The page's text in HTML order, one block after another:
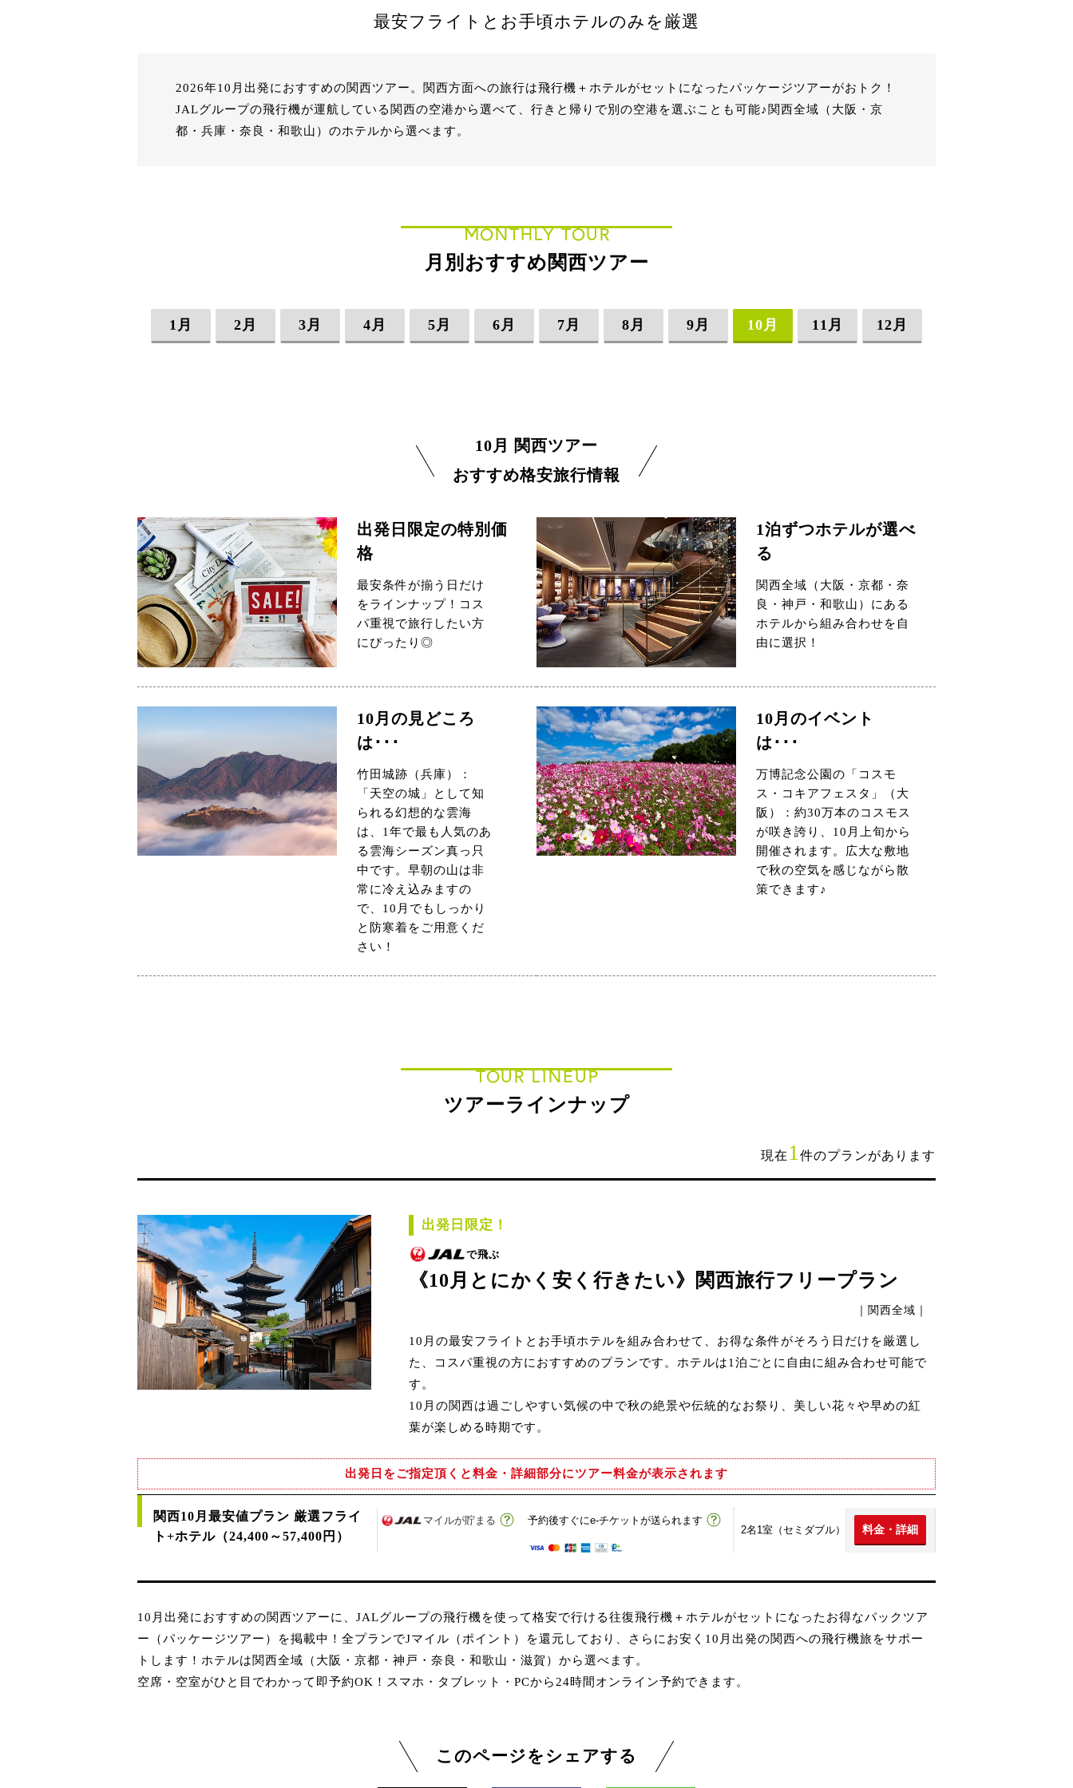
最安フライトとお手頃ホテルのみを厳選
2026年10月出発におすすめの関西ツアー。関西方面への旅行は飛行機＋ホテルがセットになったパッケージツアーがおトク！
JALグループの飛行機が運航している関西の空港から選べて、行きと帰りで別の空港を選ぶことも可能♪関西全域（大阪・京
都・兵庫・奈良・和歌山）のホテルから選べます。
MONTHLY TOUR
月別おすすめ関西ツアー
1月 2月 3月 4月 5月 6月 7月 8月 9月 10月 11月 12月
10月 関西ツアー
おすすめ格安旅行情報
出発日限定の特別価
格
最安条件が揃う日だけ
をラインナップ！コス
パ重視で旅行したい方
にぴったり◎
1泊ずつホテルが選べ
る
関西全域（大阪・京都・奈
良・神戸・和歌山）にある
ホテルから組み合わせを自
由に選択！
10月の見どころ
は･･･
竹田城跡（兵庫）：
「天空の城」として知
られる幻想的な雲海
は、1年で最も人気のあ
る雲海シーズン真っ只
中です。早朝の山は非
常に冷え込みますの
で、10月でもしっかり
と防寒着をご用意くだ
さい！
10月のイベント
は･･･
万博記念公園の「コスモ
ス・コキアフェスタ」（大
阪）：約30万本のコスモス
が咲き誇り、10月上旬から
開催されます。広大な敷地
で秋の空気を感じながら散
策できます♪
TOUR LINEUP
ツアーラインナップ
現在 1 件のプランがあります
出発日限定！
で飛ぶ
《10月とにかく安く行きたい》関西旅行フリープラン
｜関西全域｜
10月の最安フライトとお手頃ホテルを組み合わせて、お得な条件がそろう日だけを厳選し
た、コスパ重視の方におすすめのプランです。ホテルは1泊ごとに自由に組み合わせ可能で
す。
10月の関西は過ごしやすい気候の中で秋の絶景や伝統的なお祭り、美しい花々や早めの紅
葉が楽しめる時期です。
出発日をご指定頂くと料金・詳細部分にツアー料金が表示されます
関西10月最安値プラン 厳選フライ
ト+ホテル（24,400～57,400円）
マイルが貯まる
予約後すぐにe-チケットが送られます
2名1室（セミダブル）
料金・詳細
10月出発におすすめの関西ツアーに、JALグループの飛行機を使って格安で行ける往復飛行機＋ホテルがセットになったお得なパックツア
ー（パッケージツアー）を掲載中！全プランでJマイル（ポイント）を還元しており、さらにお安く10月出発の関西への飛行機旅をサポー
トします！ホテルは関西全域（大阪・京都・神戸・奈良・和歌山・滋賀）から選べます。
空席・空室がひと目でわかって即予約OK！スマホ・タブレット・PCから24時間オンライン予約できます。
このページをシェアする